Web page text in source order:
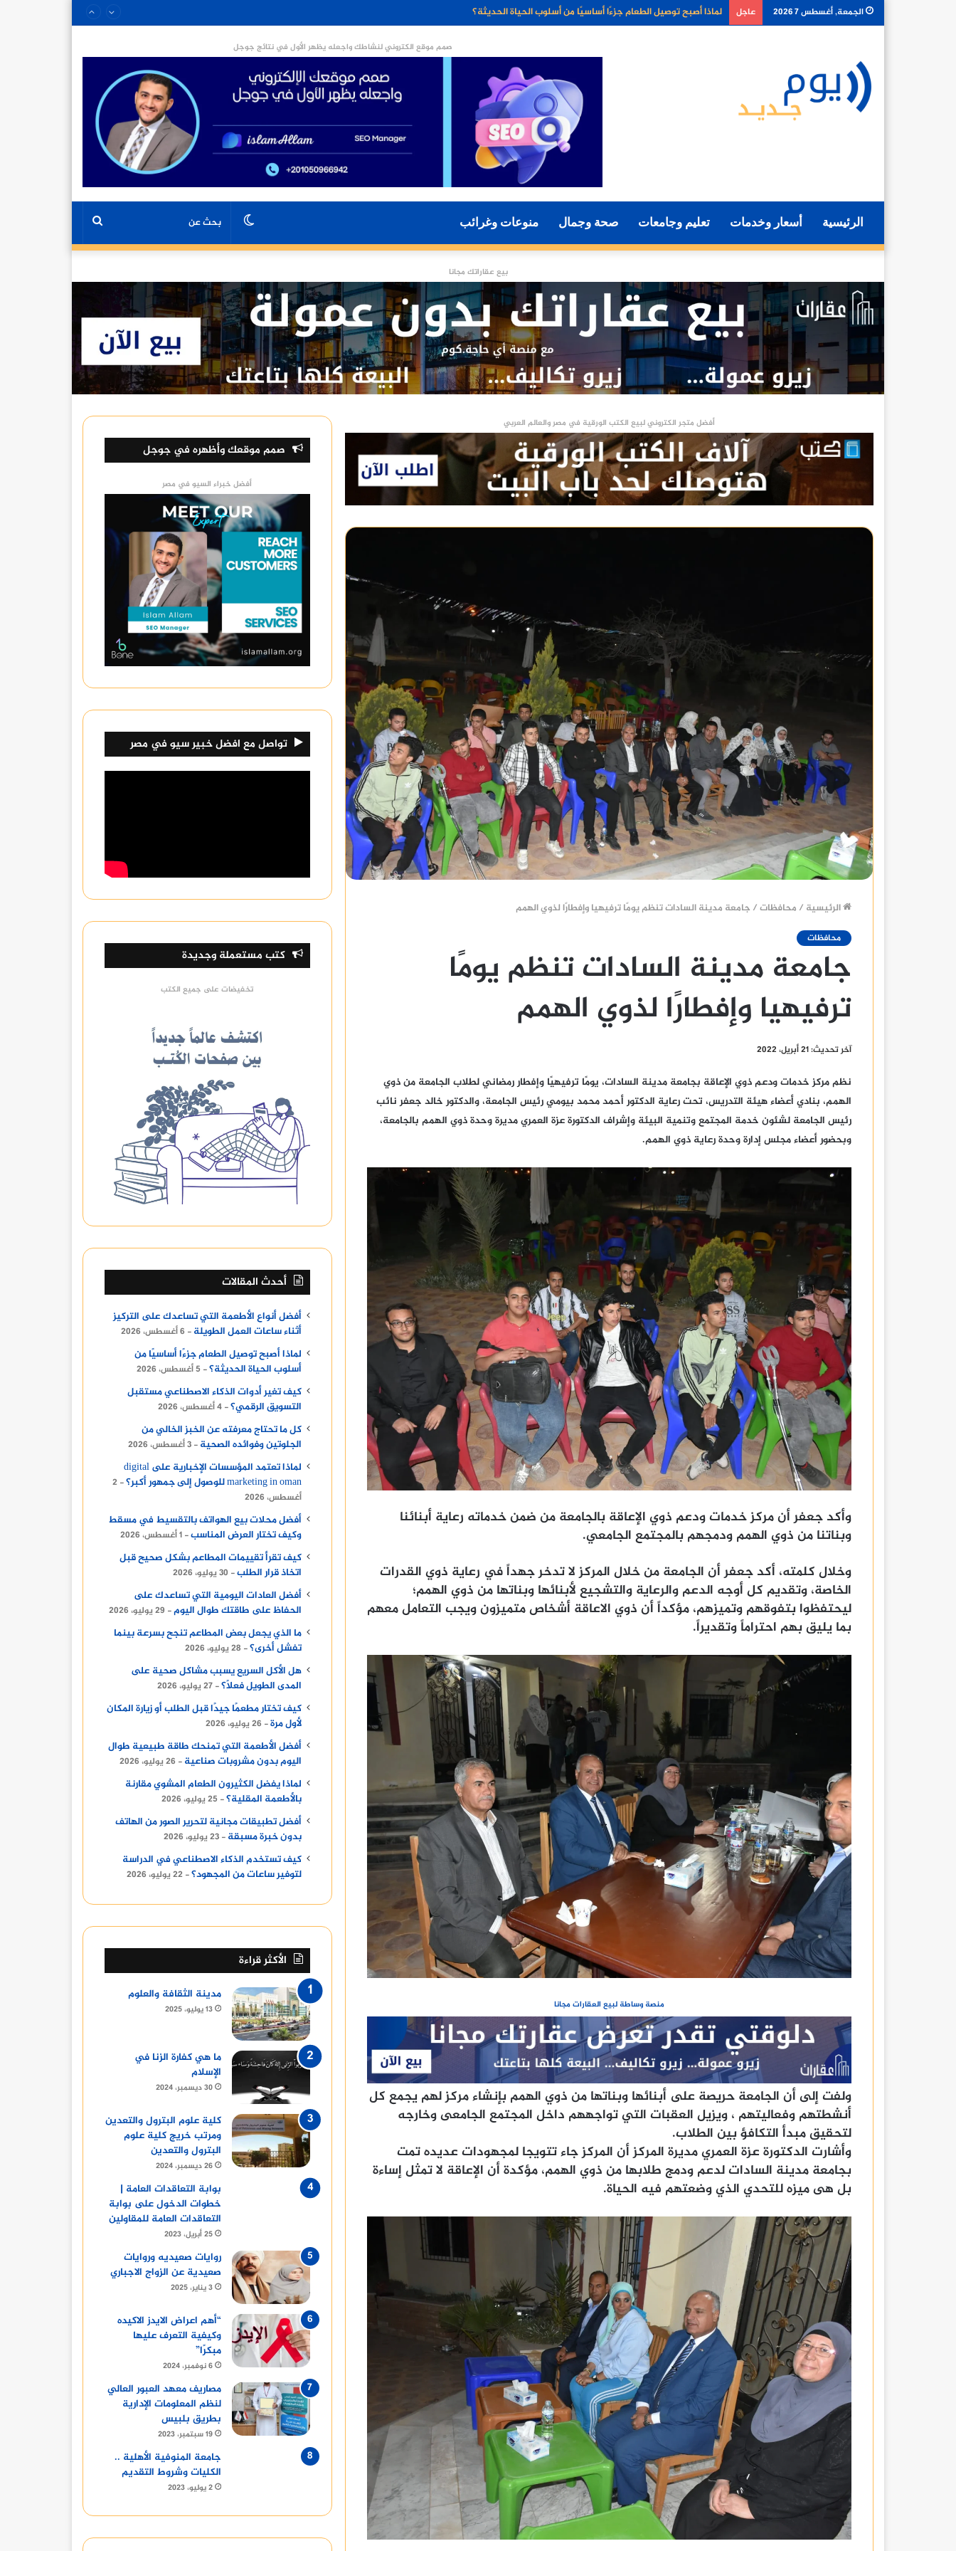
الجمعة, أغسطس 7 2026 عاجل كيف تغير أدوات الذكاء الاصطناعي مستقبل التسويق الرقمي؟
صمم موقع الكتروني لنشاطك واجعله يظهر الأول في نتائج جوجل
الرئيسية أسعار وخدمات تعليم وجامعات صحة وجمال منوعات وغرائب الوضع
بيع عقاراتك مجانا
أفضل متجر الكتروني لبيع الكتب الورقية في مصر والعالم العربي
الرئيسية / محافظات/ جامعة مدينة السادات تنظم يومًا ترفيهيا وإفطارًا لذوي الهمم
محافظات
جامعة مدينة السادات تنظم يومًا
ترفيهيا وإفطارًا لذوي الهمم
آخر تحديث: 21 أبريل، 2022
نظم مركز خدمات ودعم ذوي الإعاقة بجامعة مدينة السادات، يومًا ترفيهيًا وإفطار رمضاني لطلاب الجامعة من ذوي
الهمم، بنادي أعضاء هيئة التدريس، تحت رعاية الدكتور أحمد محمد بيومي رئيس الجامعة، والدكتور خالد جعفر نائب
رئيس الجامعة لشئون خدمة المجتمع وتنمية البيئة وإشراف الدكتورة عزة العمري مديرة وحدة ذوي الهمم بالجامعة،
وبحضور أعضاء مجلس إدارة وحدة رعاية ذوي الهمم.
وأكد جعفر أن مركز خدمات ودعم ذوي الإعاقة بالجامعة من ضمن خدماته رعاية أبنائنا
وبناتنا من ذوي الهمم ودمجهم بالمجتمع الجامعي.
وخلال كلمته، أكد جعفر أن الجامعة من خلال المركز لا تدخر جهداً في رعاية ذوي القدرات
الخاصة، وتقديم كل أوجه الدعم والرعاية والتشجيع لأبنائها وبناتها من ذوي الهمم؛
ليحتفظوا بتفوقهم وتميزهم، مؤكداً أن ذوي الاعاقة أشخاص متميزون ويجب التعامل معهم
بما يليق بهم احتراماً وتقديراً.
منصة وساطة لبيع العقارات مجانا
ولفت إلى أن الجامعة حريصة على أبنائها وبناتها من ذوي الهمم بإنشاء مركز لهم يجمع كل
أنشطتهم وفعاليتهم ، ويزيل العقبات التي تواجههم داخل المجتمع الجامعى وخارجه
لتحقيق مبدأ التكافؤ بين الطلاب.
وأشارت الدكتورة عزة العمري مديرة المركز أن المركز جاء تتويجا لمجهودات عديده تمت
بجامعة مدينة السادات لدعم ودمج طلابها من ذوي الهمم، مؤكدة أن الإعاقة لا تمثل إساءة
بل هى ميزه للتحدي الذي وضعتهم فيه الحياة.
صمم موقعك وأظهره في جوجل
أفضل خبراء السيو في مصر
تواصل مع افضل خبير سيو في مصر
كتب مستعملة وجديدة
تخفيضات على جميع الكتب
أحدث المقالات
أفضل أنواع الأطعمة التي تساعدك على التركيز
أثناء ساعات العمل الطويلة
6 أغسطس، 2026
لماذا أصبح توصيل الطعام جزءًا أساسيًا من
أسلوب الحياة الحديثة؟
5 أغسطس، 2026
كيف تغير أدوات الذكاء الاصطناعي مستقبل
التسويق الرقمي؟
4 أغسطس، 2026
كل ما تحتاج معرفته عن الخبز الخالي من
الجلوتين وفوائده الصحية
3 أغسطس، 2026
لماذا تعتمد المؤسسات الإخبارية على digital
marketing in oman للوصول إلى جمهور أكبر؟
2
أغسطس، 2026
أفضل محلات بيع الهواتف بالتقسيط في مسقط
وكيف تختار العرض المناسب
1 أغسطس، 2026
كيف تقرأ تقييمات المطاعم بشكل صحيح قبل
اتخاذ قرار الطلب
30 يوليو، 2026
أفضل العادات اليومية التي تساعدك على
الحفاظ على طاقتك طوال اليوم
29 يوليو، 2026
ما الذي يجعل بعض المطاعم تنجح بسرعة بينما
تفشل أخرى؟
28 يوليو، 2026
هل الأكل السريع يسبب مشاكل صحية على
المدى الطويل فعلًا؟
27 يوليو، 2026
كيف تختار مطعمًا جيدًا قبل الطلب أو زيارة المكان
لأول مرة
26 يوليو، 2026
أفضل الأطعمة التي تمنحك طاقة طبيعية طوال
اليوم بدون مشروبات صناعية
26 يوليو، 2026
لماذا يفضل الكثيرون الطعام المشوي مقارنة
بالأطعمة المقلية؟
25 يوليو، 2026
أفضل تطبيقات مجانية لتحرير الصور من الهاتف
بدون خبرة مسبقة
23 يوليو، 2026
كيف تستخدم الذكاء الاصطناعي في الدراسة
لتوفير ساعات من المجهود؟
22 يوليو، 2026
الأكثر قراءة
مدينة الثقافة والعلوم
13 يوليو، 2025
ما هي كفارة الزنا في
الإسلام
30 ديسمبر، 2024
كلية علوم البترول والتعدين
ومرتب خريج كلية علوم
البترول والتعدين
26 ديسمبر، 2024
بوابة التعاقدات العامة |
خطوات الدخول على بوابة
التعاقدات العامة للمقاولين
25 أبريل، 2023
روايات صعيديه وروايات
صعيدية عن الزواج الاجباري
3 يناير، 2025
“أهم اعراض الايدز الاكيده
وكيفية التعرف عليها
مبكرًا”
6 نوفمبر، 2024
مصاريف معهد العبور العالي
لنظم المعلومات الإدارية
بطريق بلبيس
19 سبتمبر، 2023
جامعة المنوفية الأهلية ..
الكليات وشروط التقديم
2 يوليو، 2023